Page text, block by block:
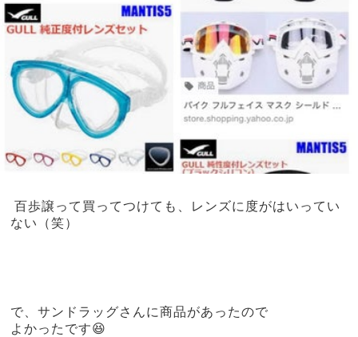
百歩譲って買ってつけても、レンズに度がはいってい
ない（笑）
で、サンドラッグさんに商品があったので
よかったです😆